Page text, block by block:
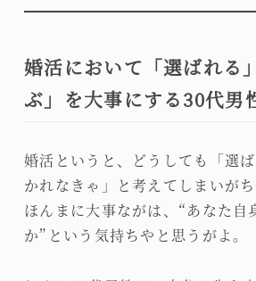
婚活において「選ばれる
ぶ」を大事にする30代男
婚活というと、どうしても「選
かれなきゃ」と考えてしまいがち
ほんまに大事ながは、“あなた自
か”という気持ちやと思うがよ。